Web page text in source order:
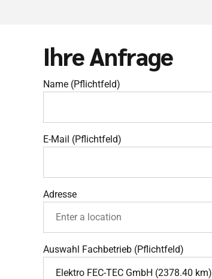
Ihre Anfrage
Name (Pflichtfeld)
E-Mail (Pflichtfeld)
Adresse
Auswahl Fachbetrieb (Pflichtfeld)
Elektro FEC-TEC GmbH (2378.40 km)